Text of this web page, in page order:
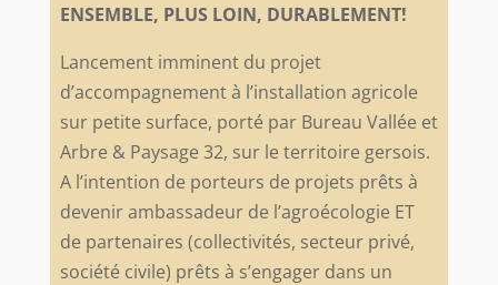
ENSEMBLE, PLUS LOIN, DURABLEMENT!
Lancement imminent du projet
d’accompagnement à l’installation agricole
sur petite surface, porté par Bureau Vallée et
Arbre & Paysage 32, sur le territoire gersois.
A l’intention de porteurs de projets prêts à
devenir ambassadeur de l’agroécologie ET
de partenaires (collectivités, secteur privé,
société civile) prêts à s’engager dans un